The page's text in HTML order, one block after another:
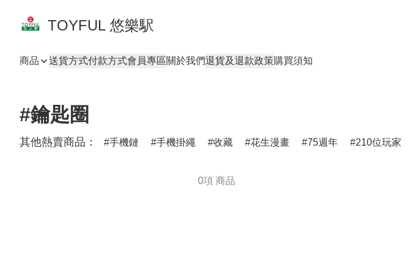
TOYFUL 悠樂駅
商品 送貨方式付款方式會員專區關於我們退貨及退款政策購買須知
#鑰匙圈
其他熱賣商品： 手機鏈 手機掛繩 收藏 花生漫畫 75週年 210位玩家
0項 商品